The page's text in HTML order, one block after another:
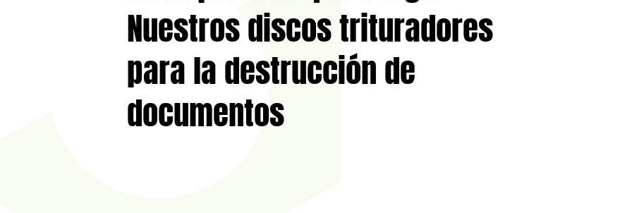
Nuestros discos trituradores
para la destrucción de
documentos